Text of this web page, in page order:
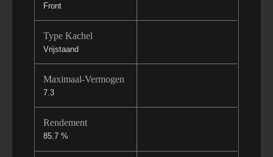
Front
Type Kachel
Vrijstaand
Maximaal-Vermogen
7.3
Rendement
85.7 %